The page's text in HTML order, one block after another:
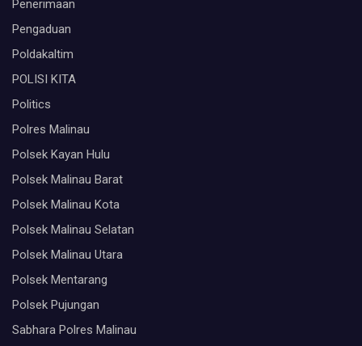
Penerimaan
Pengaduan
Poldakaltim
POLISI KITA
Politics
Polres Malinau
Polsek Kayan Hulu
Polsek Malinau Barat
Polsek Malinau Kota
Polsek Malinau Selatan
Polsek Malinau Utara
Polsek Mentarang
Polsek Pujungan
Sabhara Polres Malinau